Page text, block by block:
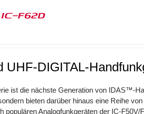
IC-F62D
UHF-DIGITAL-
ist die nächste Generation von IDAS™-
bieten darüber hinaus eine Reihe
populären Analogfunkgeräten der IC-